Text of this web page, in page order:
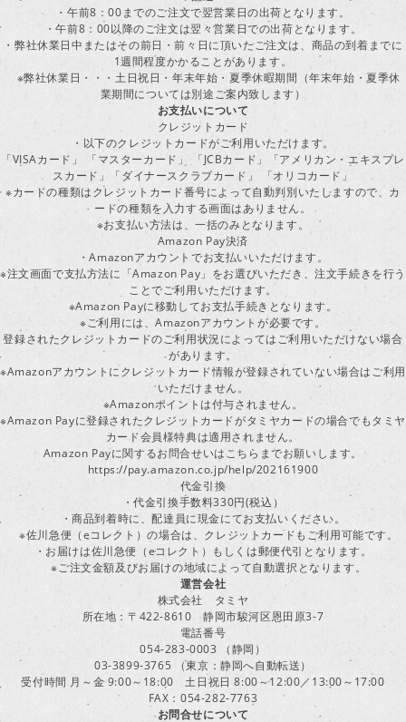
・午前8：00までのご注文で翌営業日の出荷となります。
・午前8：00以降のご注文は翌々営業日での出荷となります。
・弊社休業日中またはその前日・前々日に頂いたご注文は、商品の到着までに
1週間程度かかることがあります。
※弊社休業日・・・土日祝日・年末年始・夏季休暇期間（年末年始・夏季休
業期間については別途ご案内致します）
お支払いについて
クレジットカード
・以下のクレジットカードがご利用いただけます。
「VISAカード」 「マスターカード」 「JCBカード」「アメリカン・エキスプレ
スカード」「ダイナースクラブカード」 「オリコカード」
※カードの種類はクレジットカード番号によって自動判別いたしますので、カ
ードの種類を入力する画面はありません。
※お支払い方法は、一括のみとなります。
Amazon Pay決済
・Amazonアカウントでお支払いいただけます。
※注文画面で支払方法に「Amazon Pay」をお選びいただき、注文手続きを行う
ことでご利用いただけます。
※Amazon Payに移動してお支払手続きとなります。
※ご利用には、Amazonアカウントが必要です。
登録されたクレジットカードのご利用状況によってはご利用いただけない場合
があります。
※Amazonアカウントにクレジットカード情報が登録されていない場合はご利用
いただけません。
※Amazonポイントは付与されません。
※Amazon Payに登録されたクレジットカードがタミヤカードの場合でもタミヤ
カード会員様特典は適用されません。
Amazon Payに関するお問合せいはこちらまでお願いします。
https://pay.amazon.co.jp/help/202161900
代金引換
・代金引換手数料330円(税込）
・商品到着時に、配達員に現金にてお支払いください。
※佐川急便（eコレクト）の場合は、クレジットカードもご利用可能です。
・お届けは佐川急便（eコレクト）もしくは郵便代引となります。
※ご注文金額及びお届けの地域によって自動選択となります。
運営会社
株式会社 タミヤ
所在地：〒422-8610 静岡市駿河区恩田原3-7
電話番号
054-283-0003 （静岡）
03-3899-3765 （東京：静岡へ自動転送）
受付時間 月～金 9:00～18:00 土日祝日 8:00～12:00／13:00～17:00
FAX：054-282-7763
お問合せについて